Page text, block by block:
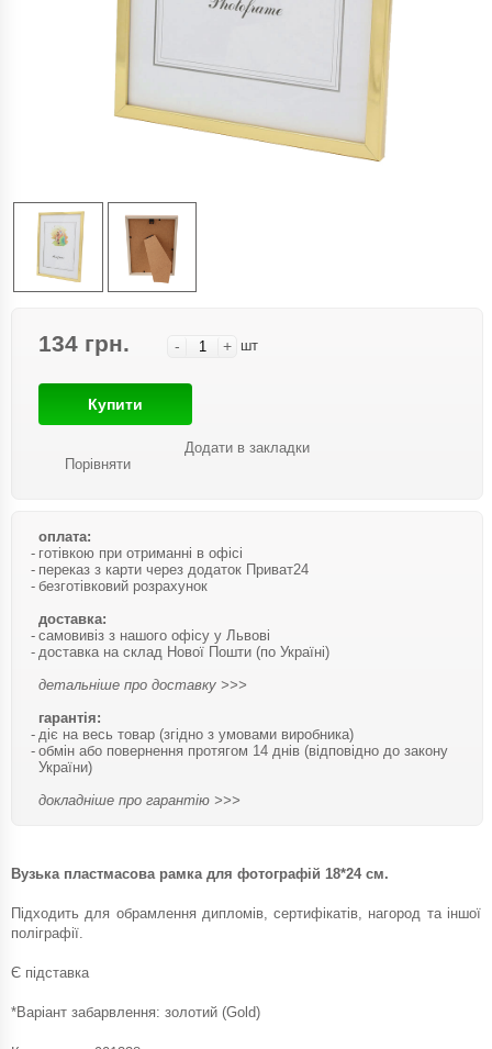
134 грн. - + шт
Купити
Порівняти
Додати в закладки
оплата:
готівкою при отриманні в офісі
переказ з карти через додаток Приват24
безготівковий розрахунок
доставка:
самовивіз з нашого офісу у Львові
доставка на склад Нової Пошти (по Україні)
детальніше про доставку >>>
гарантія:
діє на весь товар (згідно з умовами виробника)
обмін або повернення протягом 14 днів (відповідно до закону
України)
докладніше про гарантію >>>
Вузька пластмасова рамка для фотографій 18*24 см.
Підходить для обрамлення дипломів, сертифікатів, нагород та іншої
поліграфії.
Є підставка
*Варіант забарвлення: золотий (Gold)